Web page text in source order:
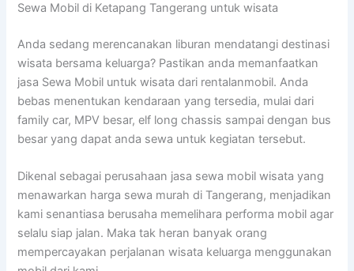
Sewa Mobil di Ketapang Tangerang untuk wisata
Anda sedang merencanakan liburan mendatangi destinasi
wisata bersama keluarga? Pastikan anda memanfaatkan
jasa Sewa Mobil untuk wisata dari rentalanmobil. Anda
bebas menentukan kendaraan yang tersedia, mulai dari
family car, MPV besar, elf long chassis sampai dengan bus
besar yang dapat anda sewa untuk kegiatan tersebut.
Dikenal sebagai perusahaan jasa sewa mobil wisata yang
menawarkan harga sewa murah di Tangerang, menjadikan
kami senantiasa berusaha memelihara performa mobil agar
selalu siap jalan. Maka tak heran banyak orang
mempercayakan perjalanan wisata keluarga menggunakan